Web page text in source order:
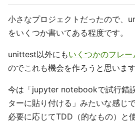
小さなプロジェクトだったので、
をいくつか書いてある程度です。
unittest以外にもいくつかのフレ
のでこれも機会を作ろうと思います
今は「jupyter notebookで試行錯
ターに貼り付ける」みたいな感じ
必要に応じてTDD（的なもの）と